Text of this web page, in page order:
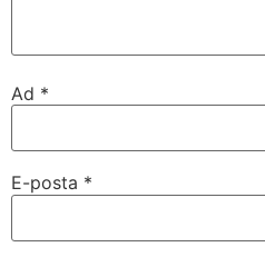
Ad *
E-posta *